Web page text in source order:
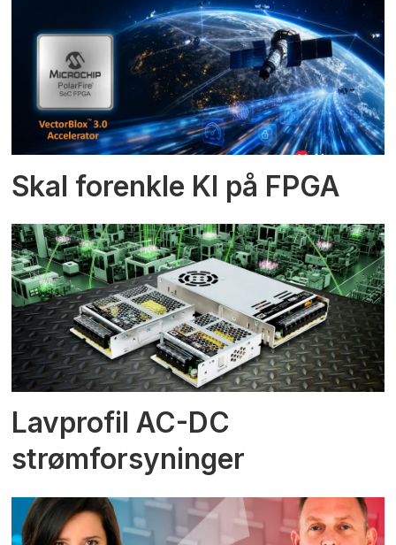
Skal forenkle KI på FPGA
Lavprofil AC-DC
strømforsyninger